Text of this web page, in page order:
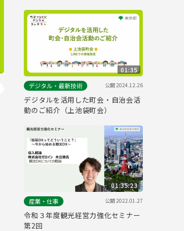
01:35
デジタル・最新技術
公開2024.12.26
デジタルを活用した町会・自治会活
動のご紹介（上池袋町会）
01:35:23
産業・仕事
公開2022.01.27
令和３年度観光経営力強化セミナー
第2回